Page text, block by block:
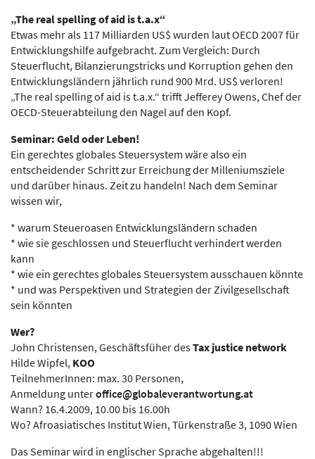
„The real spelling of aid is t.a.x“
Etwas mehr als 117 Milliarden US$ wurden laut OECD 2007 für
Entwicklungshilfe aufgebracht. Zum Vergleich: Durch
Steuerflucht, Bilanzierungstricks und Korruption gehen den
Entwicklungsländern jährlich rund 900 Mrd. US$ verloren!
„The real spelling of aid is t.a.x.“ trifft Jefferey Owens, Chef der
OECD-Steuerabteilung den Nagel auf den Kopf.
Seminar: Geld oder Leben!
Ein gerechtes globales Steuersystem wäre also ein
entscheidender Schritt zur Erreichung der Milleniumsziele
und darüber hinaus. Zeit zu handeln! Nach dem Seminar
wissen wir,
* warum Steueroasen Entwicklungsländern schaden
* wie sie geschlossen und Steuerflucht verhindert werden
kann
* wie ein gerechtes globales Steuersystem ausschauen könnte
* und was Perspektiven und Strategien der Zivilgesellschaft
sein könnten
Wer?
John Christensen, Geschäftsfüher desTax justice network
Hilde Wipfel, KOO
TeilnehmerInnen: max. 30 Personen,
Anmeldung unteroffice@globaleverantwortung.at
Wann? 16.4.2009, 10.00 bis 16.00h
Wo? Afroasiatisches Institut Wien, Türkenstraße 3, 1090 Wien
Das Seminar wird in englischer Sprache abgehalten!!!